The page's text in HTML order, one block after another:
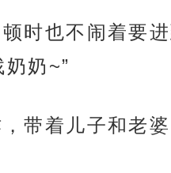
时也不闹着要
奶~”
带着儿子和老婆